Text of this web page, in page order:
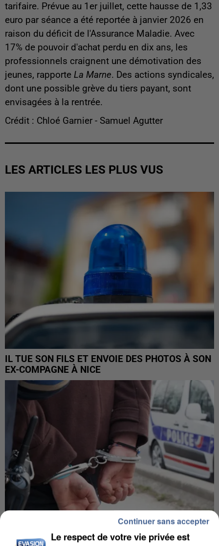
tarifaire. Prévue au 1er juillet, cette hausse de 1,33
euro par séance a été reportée à janvier 2026 en
raison du déficit de l'Assurance Maladie. Avec
17% de pouvoir d'achat perdu en dix ans, les
professionnels craignent une démotivation des
jeunes, rapporte La Marne. Des actions syndicales,
dont une possible grève du tiers payant, sont
envisagées à la rentrée.
Crédit : Chloé Garnier - Samuel Agutter
LES ARTICLES LES PLUS VUS
IL TUE SON FILS ET ENVOIE DES PHOTOS À SON
EX-COMPAGNE À NICE
Le respect de votre vie privée est
Continuer sans accepter